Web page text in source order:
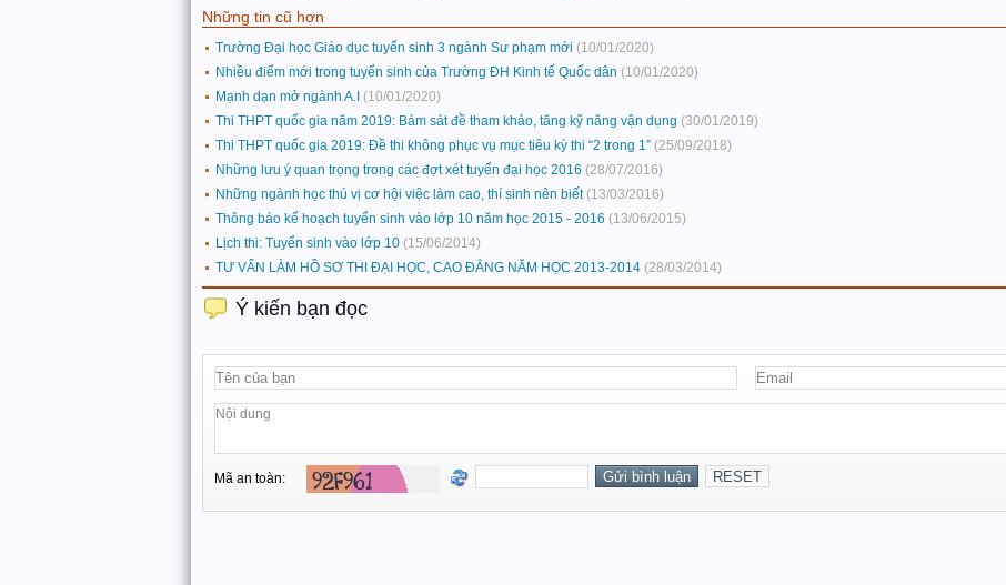
Những tin cũ hơn
Trường Đại học Giáo dục tuyển sinh 3 ngành Sư phạm mới (10/01/2020)
Nhiều điểm mới trong tuyển sinh của Trường ĐH Kinh tế Quốc dân (10/01/2020)
Mạnh dạn mở ngành A.I (10/01/2020)
Thi THPT quốc gia năm 2019: Bám sát đề tham khảo, tăng kỹ năng vận dụng (30/01/2019)
Thi THPT quốc gia 2019: Đề thi không phục vụ mục tiêu kỳ thi “2 trong 1” (25/09/2018)
Những lưu ý quan trọng trong các đợt xét tuyển đại học 2016 (28/07/2016)
Những ngành học thú vị cơ hội việc làm cao, thí sinh nên biết (13/03/2016)
Thông báo kế hoạch tuyển sinh vào lớp 10 năm học 2015 - 2016 (13/06/2015)
Lịch thi: Tuyển sinh vào lớp 10 (15/06/2014)
TƯ VẤN LÀM HỒ SƠ THI ĐẠI HỌC, CAO ĐẲNG NĂM HỌC 2013-2014 (28/03/2014)
Ý kiến bạn đọc
Mã an toàn: